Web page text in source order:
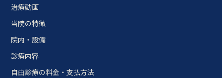
治療動画
当院の特徴
院内・設備
診療内容
自由診療の料金・支払方法